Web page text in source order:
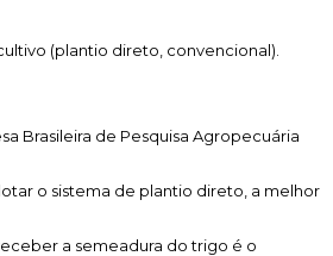
(plantio direto, convencional).
Brasileira de Pesquisa Agropecuária
o sistema de plantio direto, a melhor
a semeadura do trigo é o